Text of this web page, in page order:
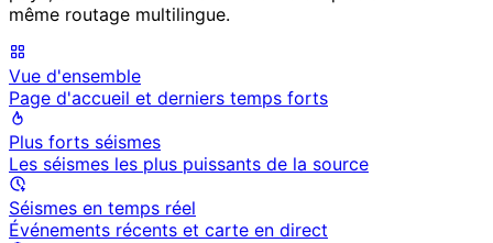
même routage multilingue.
Vue d'ensemble
Page d'accueil et derniers temps forts
Plus forts séismes
Les séismes les plus puissants de la source
Séismes en temps réel
Événements récents et carte en direct